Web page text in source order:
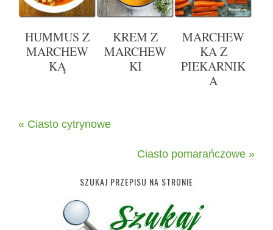
HUMMUS Z
MARCHEW
KĄ
KREM Z
MARCHEW
KI
MARCHEW
KA Z
PIEKARNIK
A
« Ciasto cytrynowe
Ciasto pomarańczowe »
SZUKAJ PRZEPISU NA STRONIE